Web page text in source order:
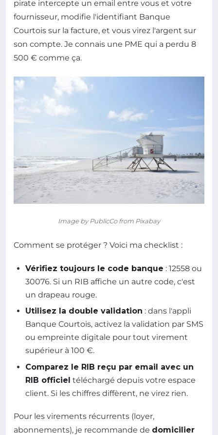
pirate intercepte un email entre vous et votre
fournisseur, modifie l'identifiant Banque
Courtois sur la facture, et vous virez l'argent sur
son compte. Je connais une PME qui a perdu 8
500 € comme ça.
Image by PublicCo from Pixabay
Comment se protéger ? Voici ma checklist :
Vérifiez toujours le code banque : 12558 ou
30076. Si un RIB affiche un autre code, c'est
un drapeau rouge.
Utilisez la double validation : dans l'appli
Banque Courtois, activez la validation par SMS
ou empreinte digitale pour tout virement
supérieur à 100 €.
Comparez le RIB reçu par email avec un
RIB officiel téléchargé depuis votre espace
client. Si les chiffres diffèrent, ne virez rien.
Pour les virements récurrents (loyer,
abonnements), je recommande de domicilier